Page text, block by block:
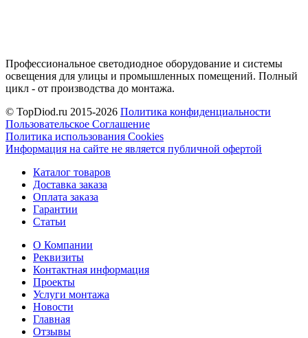
Профессиональное светодиодное оборудование и системы
освещения для улицы и промышленных помещений. Полный
цикл - от производства до монтажа.
© TopDiod.ru 2015-2026 Политика конфиденциальности
Пользовательское Соглашение
Политика использования Cookies
Информация на сайте не является публичной офертой
Каталог товаров
Доставка заказа
Оплата заказа
Гарантии
Статьи
О Компании
Реквизиты
Контактная информация
Проекты
Услуги монтажа
Новости
Главная
Отзывы